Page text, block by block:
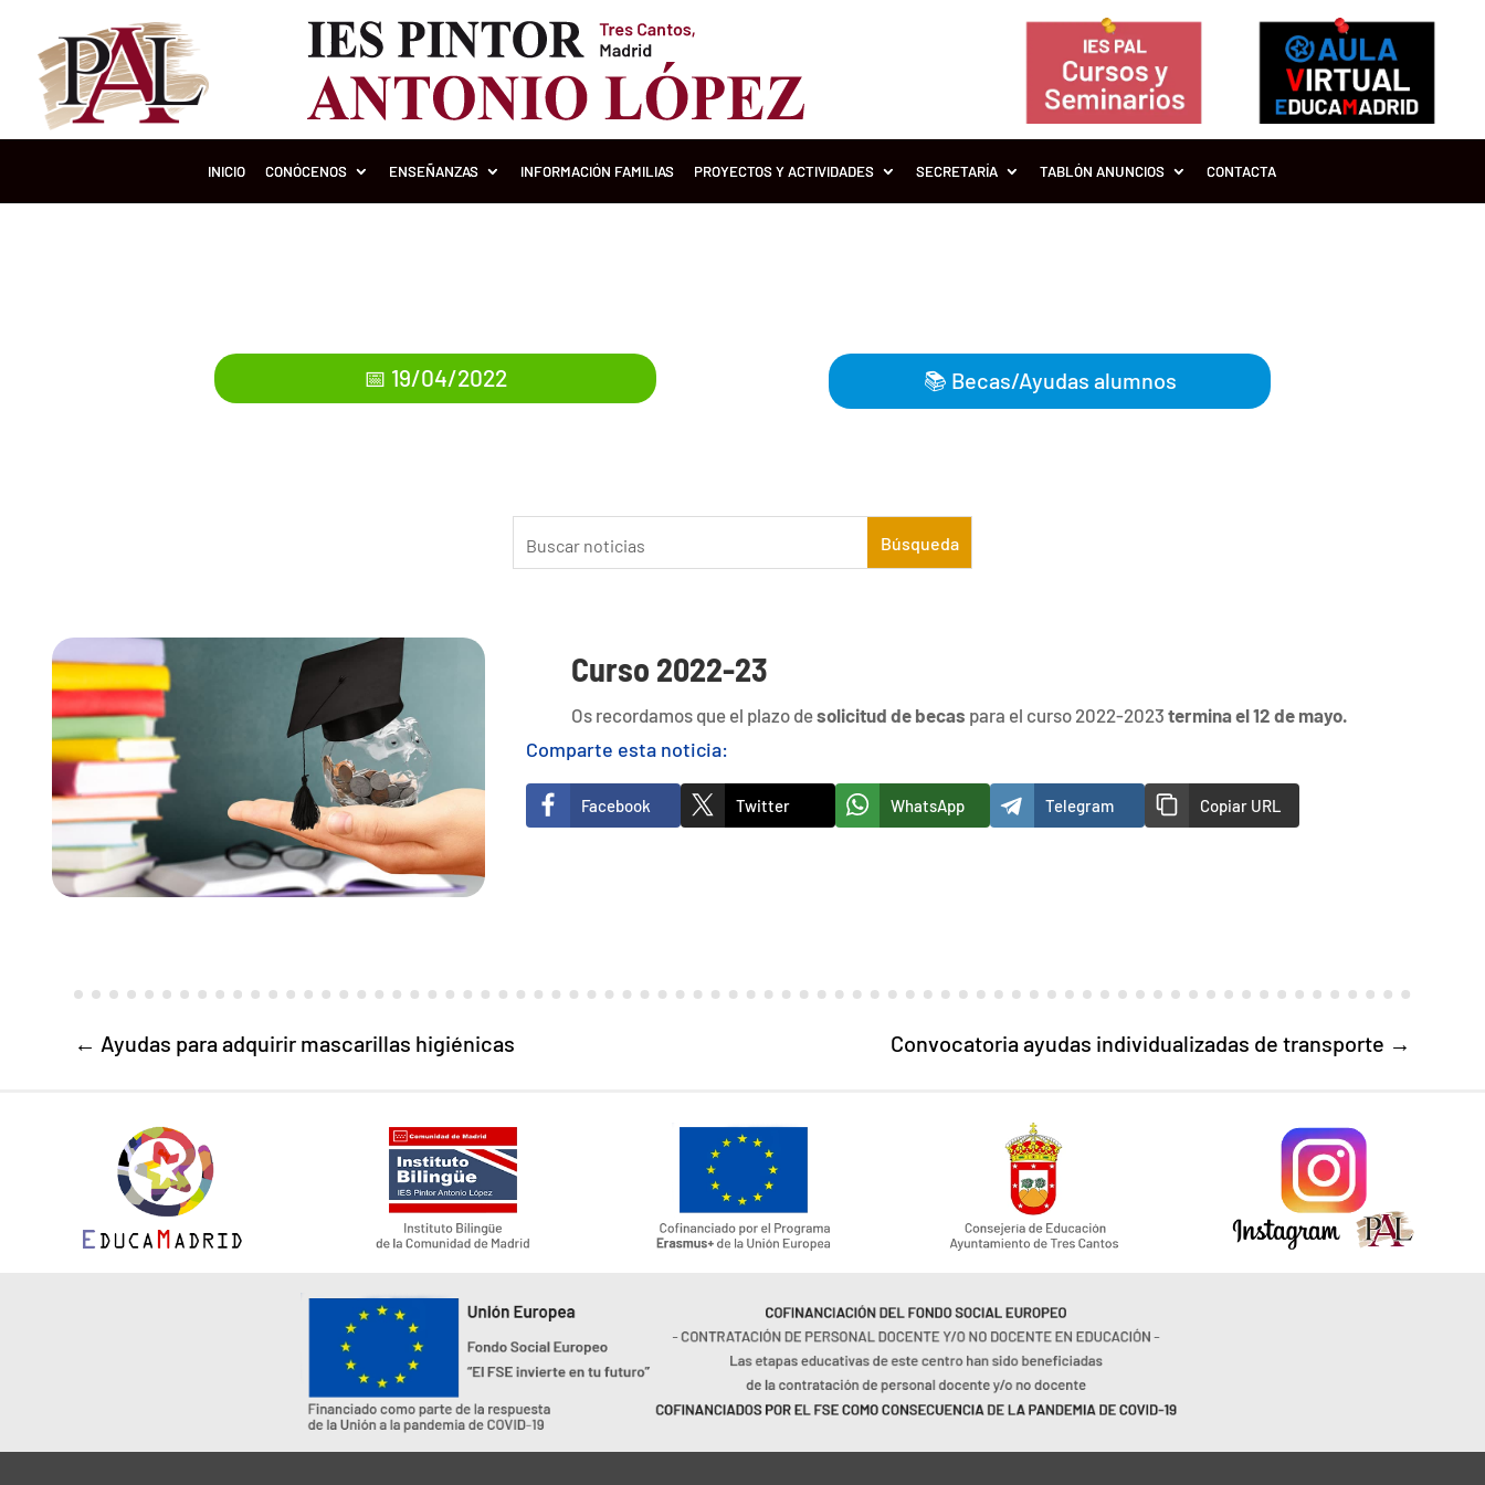
INICIO CONÓCENOS ENSEÑANZAS INFORMACIÓN FAMILIAS PROYECTOS Y ACTIVIDADES SECRETARÍA TABLÓN ANUNCIOS CONTACTA
📅 19/04/2022 📚 Becas/Ayudas alumnos
Curso 2022-23
Os recordamos que el plazo desolicitud de becas para el curso 2022-2023termina el 12 de mayo.
Comparte esta noticia:
Facebook Twitter WhatsApp Telegram Copiar URL
← Ayudas para adquirir mascarillas higiénicas Convocatoria ayudas individualizadas de transporte →